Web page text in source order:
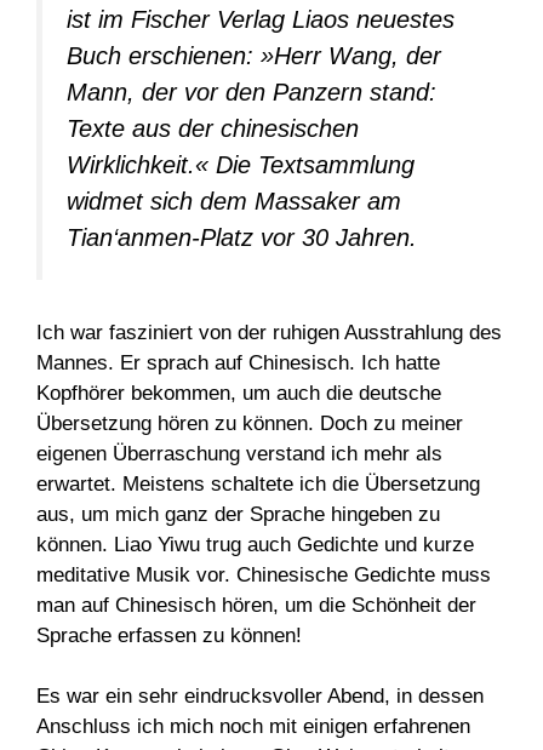
ist im Fischer Verlag Liaos neuestes
Buch erschienen: »Herr Wang, der
Mann, der vor den Panzern stand:
Texte aus der chinesischen
Wirklichkeit.« Die Textsammlung
widmet sich dem Massaker am
Tian‘anmen-Platz vor 30 Jahren.
Ich war fasziniert von der ruhigen Ausstrahlung des
Mannes. Er sprach auf Chinesisch. Ich hatte
Kopfhörer bekommen, um auch die deutsche
Übersetzung hören zu können. Doch zu meiner
eigenen Überraschung verstand ich mehr als
erwartet. Meistens schaltete ich die Übersetzung
aus, um mich ganz der Sprache hingeben zu
können. Liao Yiwu trug auch Gedichte und kurze
meditative Musik vor. Chinesische Gedichte muss
man auf Chinesisch hören, um die Schönheit der
Sprache erfassen zu können!
Es war ein sehr eindrucksvoller Abend, in dessen
Anschluss ich mich noch mit einigen erfahrenen